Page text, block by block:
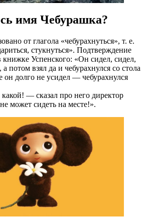
имя Чебурашка?
от глагола «чебурахнуться», т. е.
стукнуться». Подтверждение
Успенского: «Он сидел, сидел,
потом взял да и чебурахнулся со стола
он долго не усидел — чебурахнулся
— сказал про него директор
может сидеть на месте!­».